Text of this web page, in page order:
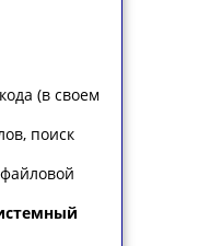
(в своем
поиск